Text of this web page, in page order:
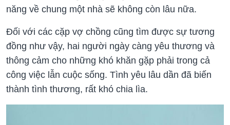
năng về chung một nhà sẽ không còn lâu nữa.
Đối với các cặp vợ chồng cũng tìm được sự tương
đồng như vậy, hai người ngày càng yêu thương và
thông cảm cho những khó khăn gặp phải trong cả
công việc lẫn cuộc sống. Tình yêu lâu dần đã biến
thành tình thương, rất khó chia lìa.